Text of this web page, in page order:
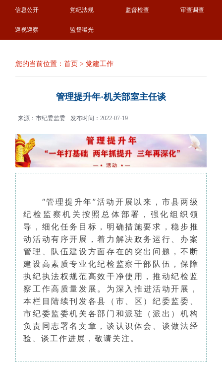
信息公开 党纪法规 监督检查 审查调查
巡视巡察 监督曝光
您的当前位置：首页 > 党建工作
管理提升年·机关部室主任谈
来源：市纪委监委 发布时间：2022-07-19
“管理提升年”活动开展以来，市县两级
纪检监察机关按照总体部署，强化组织领
导，细化任务目标，明确措施要求，稳步推
动活动有序开展，着力解决政务运行、办案
管理、队伍建设方面存在的突出问题，不断
建设高素质专业化纪检监察干部队伍，保障
执纪执法权规范高效干净使用，推动纪检监
察工作高质量发展。 为深入推进活动开展，
本栏目陆续刊发各县（市、区）纪委监委、
市纪委监委机关各部门和派驻（派出）机构
负责同志署名文章，谈认识体会、谈做法经
验、谈工作进展，敬请关注。